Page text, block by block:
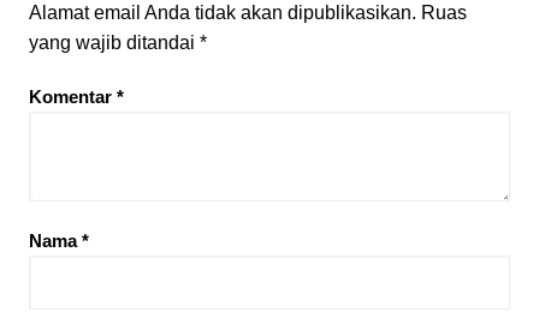
Alamat email Anda tidak akan dipublikasikan. Ruas
yang wajib ditandai *
Komentar *
Nama*